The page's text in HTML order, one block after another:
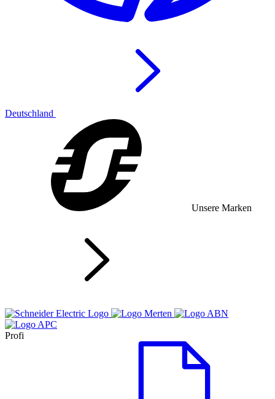
Deutschland
Unsere Marken
Profi